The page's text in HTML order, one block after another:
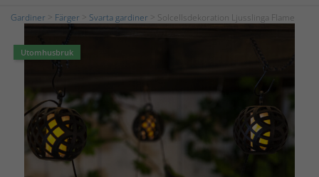
Gardiner Färger Svarta gardiner > Solcellsdekoration Ljusslinga Flame
Utomhusbruk